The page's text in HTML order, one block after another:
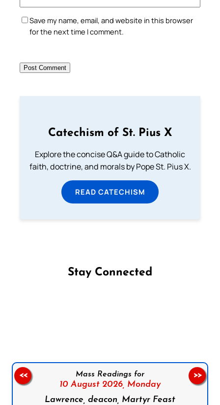
Save my name, email, and website in this browser
for the next time I comment.
Catechism of St. Pius X
Explore the concise Q&A guide to Catholic
faith, doctrine, and morals by Pope St. Pius X.
READ CATECHISM
Stay Connected
Mass Readings for
10 August 2026, Monday
Lawrence, deacon, Martyr Feast
<< >>